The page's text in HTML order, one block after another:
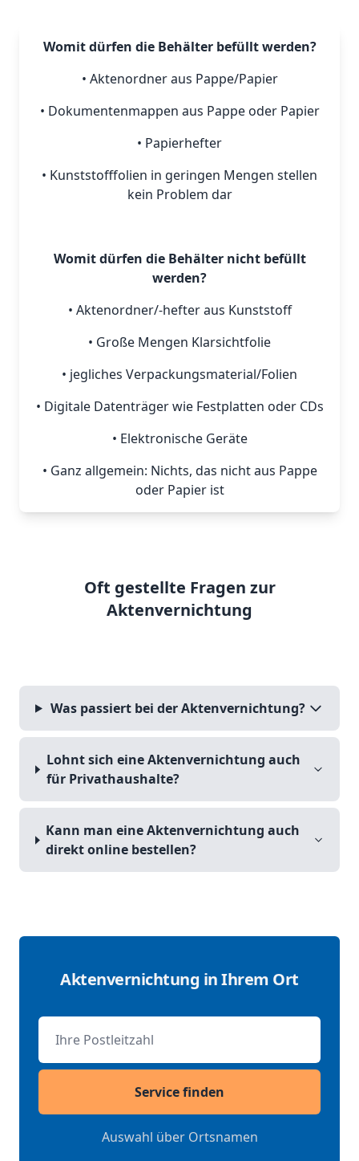
Womit dürfen die Behälter befüllt werden?
• Aktenordner aus Pappe/Papier
• Dokumentenmappen aus Pappe oder Papier
• Papierhefter
• Kunststofffolien in geringen Mengen stellen
kein Problem dar
Womit dürfen die Behälter nicht befüllt
werden?
• Aktenordner/-hefter aus Kunststoff
• Große Mengen Klarsichtfolie
• jegliches Verpackungsmaterial/Folien
• Digitale Datenträger wie Festplatten oder CDs
• Elektronische Geräte
• Ganz allgemein: Nichts, das nicht aus Pappe
oder Papier ist
Oft gestellte Fragen zur
Aktenvernichtung
Was passiert bei der Aktenvernichtung?
Lohnt sich eine Aktenvernichtung auch
für Privathaushalte?
Kann man eine Aktenvernichtung auch
direkt online bestellen?
Aktenvernichtung in Ihrem Ort
Postleitzahl
Service finden
Auswahl über Ortsnamen